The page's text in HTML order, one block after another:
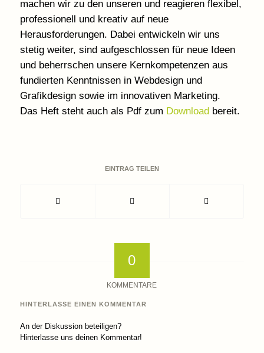
machen wir zu den unseren und reagieren flexibel,
professionell und kreativ auf neue
Herausforderungen. Dabei entwickeln wir uns
stetig weiter, sind aufgeschlossen für neue Ideen
und beherrschen unsere Kernkompetenzen aus
fundierten Kenntnissen in Webdesign und
Grafikdesign sowie im innovativen Marketing.
Das Heft steht auch als Pdf zum Downloadbereit.
EINTRAG TEILEN
0
KOMMENTARE
HINTERLASSE EINEN KOMMENTAR
An der Diskussion beteiligen?
Hinterlasse uns deinen Kommentar!